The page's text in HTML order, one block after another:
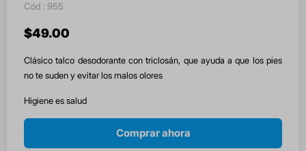
: 955
$49.00
Clásico talco desodorante con triclosán, que ayuda a que los pies
no te suden y evitar los malos olores
Higiene es salud
Comprar ahora